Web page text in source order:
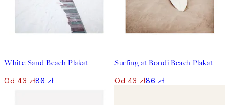
White Sand Beach Plakat
Od 43 zł86 zł
Surfing at Bondi Beach Plakat
Od 43 zł86 zł